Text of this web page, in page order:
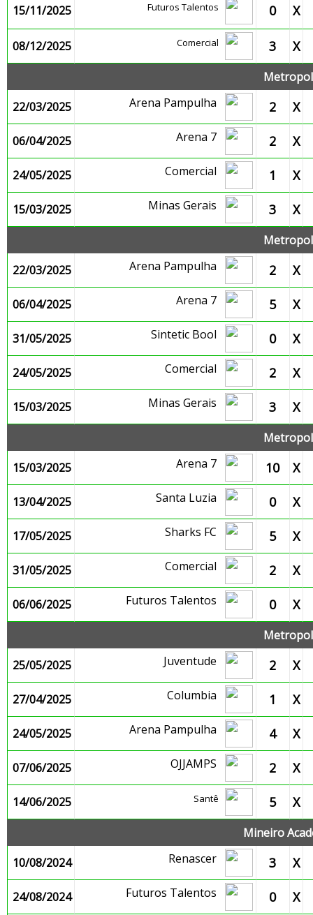
15/11/2025 Futuros Talentos 0 X
08/12/2025 Comercial 3 X
22/03/2025
Arena Pampulha 2 X
06/04/2025 Arena 7 2 X
24/05/2025 Comercial 1 X
15/03/2025 Minas Gerais 3 X
22/03/2025
Arena Pampulha 2 X
06/04/2025 Arena 7 5 X
31/05/2025 Sintetic Bool 0 X
24/05/2025 Comercial 2 X
15/03/2025 Minas Gerais 3 X
15/03/2025
Arena 7 10 X
13/04/2025 Santa Luzia 0 X
17/05/2025 Sharks FC 5 X
31/05/2025 Comercial 2 X
06/06/2025 Futuros Talentos 0 X
25/05/2025
Juventude 2 X
27/04/2025 Columbia 1 X
24/05/2025 Arena Pampulha 4 X
07/06/2025 OJJAMPS 2 X
14/06/2025 Santê 5 X
Mineiro
10/08/2024
Renascer 3 X
24/08/2024 Futuros Talentos 0 X